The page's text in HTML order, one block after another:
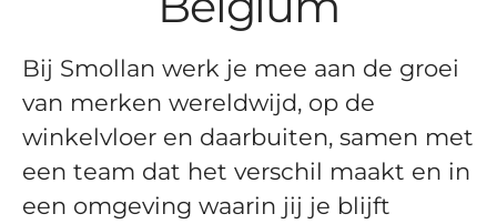
Bij Smollan werk je mee aan de groei
van merken wereldwijd, op de
winkelvloer en daarbuiten, samen met
een team dat het verschil maakt en in
een omgeving waarin jij je blijft